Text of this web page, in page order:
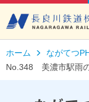
ホーム
ながてつ
No.348 美濃市駅雨